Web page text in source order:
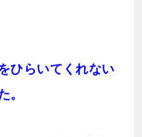
ひらいてくれない
。